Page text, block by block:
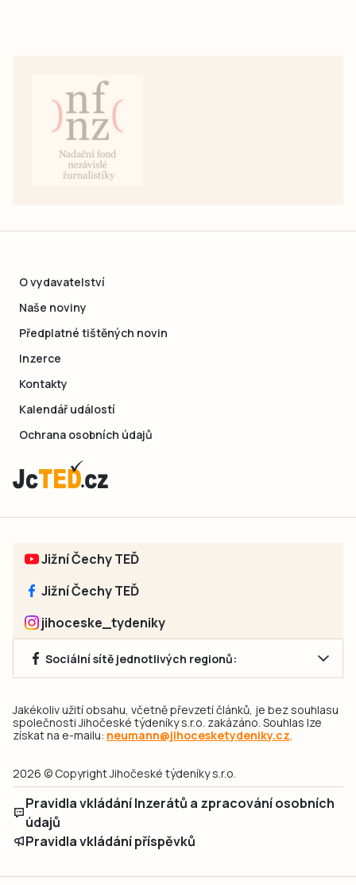
O vydavatelství
Naše noviny
Předplatné tištěných novin
Inzerce
Kontakty
Kalendář událostí
Ochrana osobních údajů
Jižní Čechy TEĎ
Jižní Čechy TEĎ
jihoceske_tydeniky
Sociální sítě jednotlivých regionů:
Jakékoliv užití obsahu, včetně převzetí článků, je bez souhlasu
společnosti Jihočeské týdeníky s.r.o. zakázáno. Souhlas lze
získat na e-mailu: neumann@jihocesketydeniky.cz.
2026 © Copyright Jihočeské týdeníky s.r.o.
Pravidla vkládání Inzerátů a zpracování osobních
údajů
Pravidla vkládání příspěvků